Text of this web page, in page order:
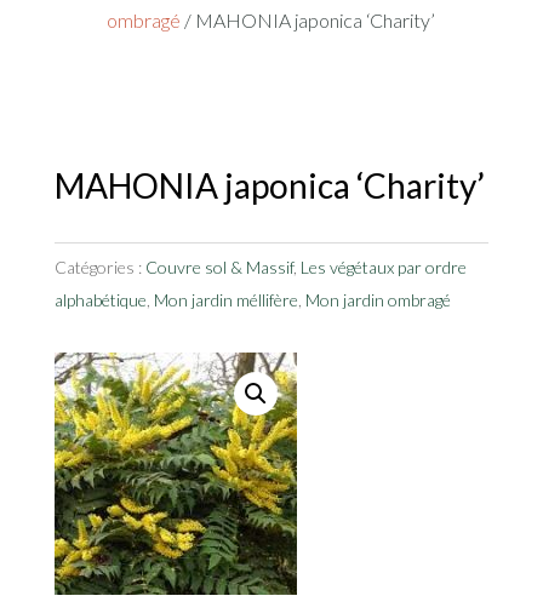
ombragé / MAHONIA japonica ‘Charity’
MAHONIA japonica ‘Charity’
Catégories : Couvre sol & Massif, Les végétaux par ordre
alphabétique Mon jardin méllifère Mon jardin ombragé